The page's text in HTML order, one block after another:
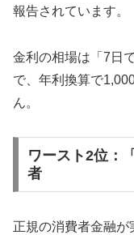
報告されています。
金利の相場は「7日
で、年利換算で
ん。
ワースト2位：
者
正規の消費者金融が